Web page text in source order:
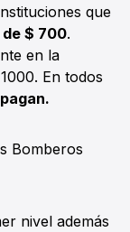
que
$ 700.
en la
En todos
Bomberos
nivel además